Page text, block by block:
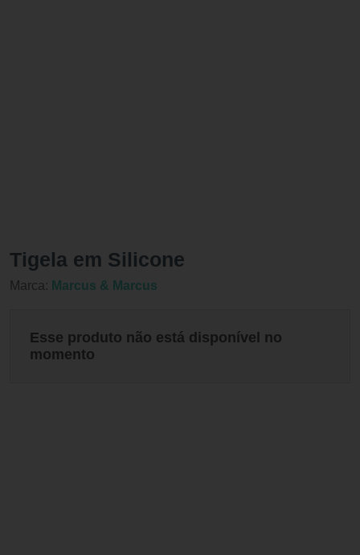
Tigela em Silicone
Marca: Marcus & Marcus
Esse produto não está disponível no
momento